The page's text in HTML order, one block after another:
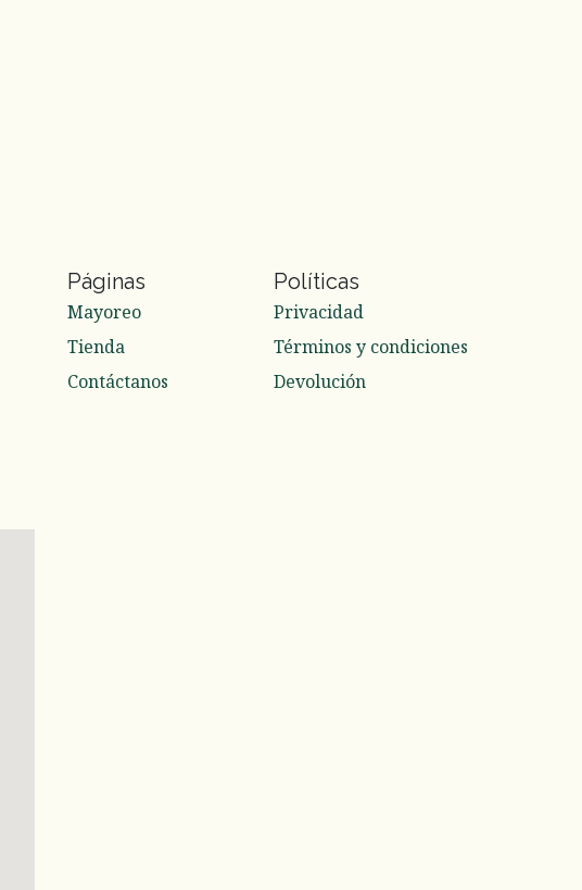
Páginas
Mayoreo
Tienda
Contáctanos
Políticas
Privacidad
Términos y condiciones
Devolución